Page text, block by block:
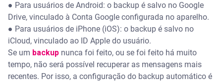
● Para usuários de Android: o backup é salvo no Google
Drive, vinculado à Conta Google configurada no aparelho.
● Para usuários de iPhone (iOS): o backup é salvo no
iCloud, vinculado ao ID Apple do usuário.
Se um backup nunca foi feito, ou se foi feito há muito
tempo, não será possível recuperar as mensagens mais
recentes. Por isso, a configuração do backup automático é